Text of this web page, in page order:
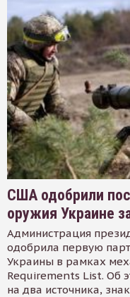
США одобрили
оружия Украине
Администрация
одобрила первую
Украины в рамках
Requirements List. Об
на два источника,